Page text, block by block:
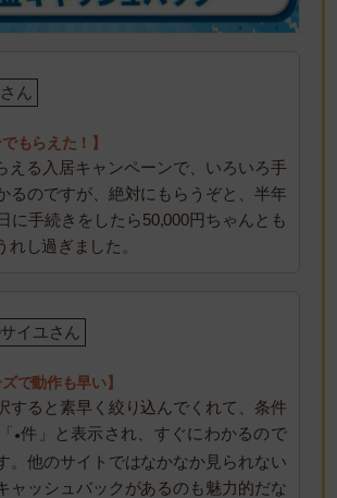
ん
もらえた！】
える入居キャンペーンで、いろいろ手
るのですが、絶対にもらうぞと、半年
に手続きをしたら50,000円ちゃんとも
れし過ぎました。
イユさん
で動作も早い】
すると素早く絞り込んでくれて、条件
●件」と表示され、すぐにわかるので
。他のサイトではなかなか見られない
ャッシュバックがあるのも魅力的だな